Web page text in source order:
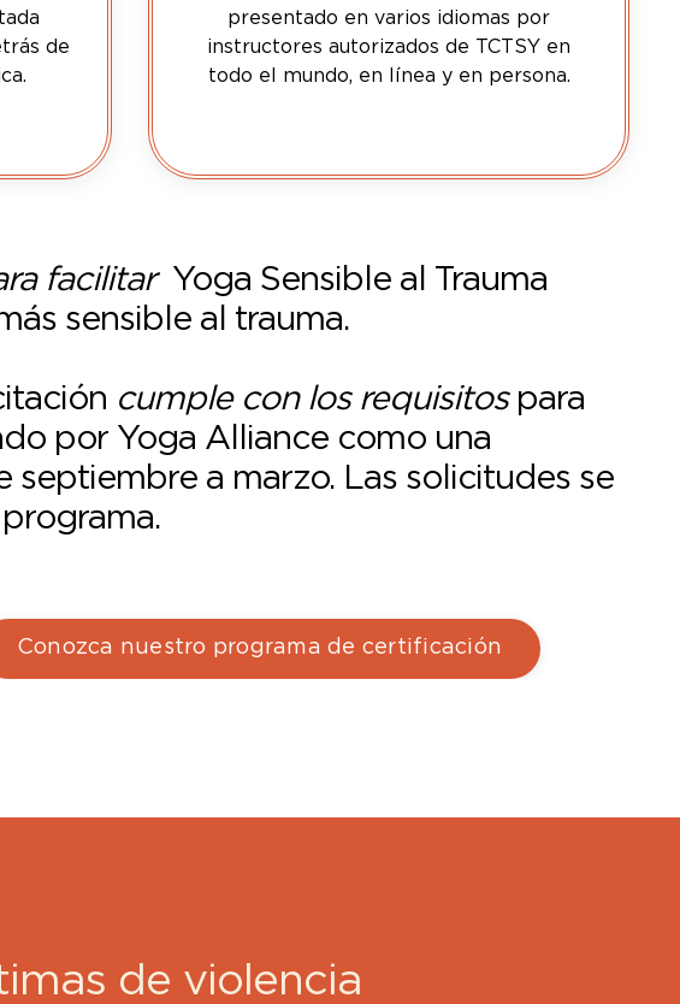
de
presentado en varios idiomas por
instructores autorizados de TCTSY en
todo el mundo, en línea y en persona.
facilitar Yoga Sensible al Trauma
sensible al trauma.
cumple con los requisitos para
por Yoga Alliance como una
a marzo. Las solicitudes se
Conozca nuestro programa de certificación
de violencia